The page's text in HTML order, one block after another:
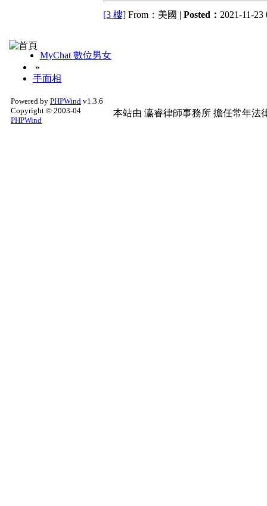
[3 樓] From：美國 | Posted： 2021-11-23
MyChat 數位男女
»
手面相
Powered by PHPWind v1.3.6
Copyright © 2003-04
PHPWind
本站由 瀛睿律師事務所 擔任常年法